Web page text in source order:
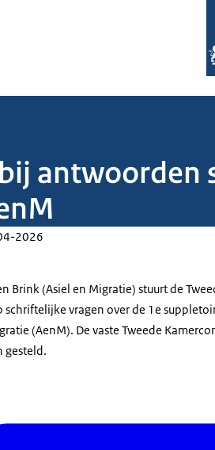
antwoorden
2026
Brink (Asiel en Migratie) stuurt de
vragen over de 1e
(AenM). De vaste Tweede
gesteld.